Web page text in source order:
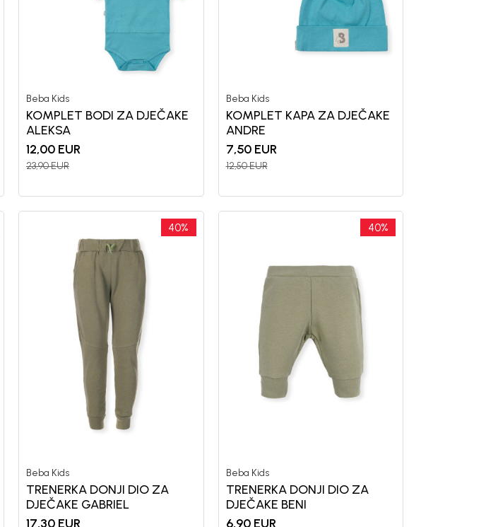
Beba Kids
KOMPLET BODI ZA DJEČAKE
ALEKSA
12,00 EUR
23,90EUR
Beba Kids
KOMPLET KAPA ZA DJEČAKE
ANDRE
7,50 EUR
12,50EUR
40%
Beba Kids
TRENERKA DONJI DIO ZA
DJEČAKE GABRIEL
17,30 EUR
40%
Beba Kids
TRENERKA DONJI DIO ZA
DJEČAKE BENI
6,90 EUR